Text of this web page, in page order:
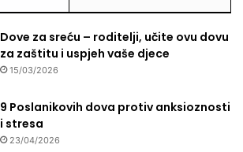
Dove za sreću – roditelji, učite ovu dovu
za zaštitu i uspjeh vaše djece
15/03/2026
9 Poslanikovih dova protiv anksioznosti
i stresa
23/04/2026